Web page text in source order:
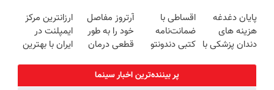
برگردون
(40%off)
سود با ضمانت
کتبی📣
محدود✅
پایان دغدغه
هزینه های
دندان پزشکی با
اقساطی با
ضمانت‌نامه
کتبی دندونتو
بدون سود
آرتروز مفاصل
خود را به طور
قطعی درمان
◗پرسش‌نامه◖
ارزانترین مرکز
ایمپلنت در
ایران با بهترین
پر بیننده‌ترین اخبار سینما